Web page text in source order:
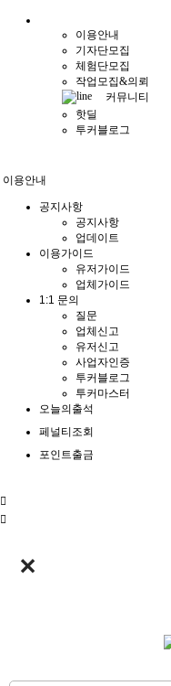
이용안내
기자단모집
체험단모집
작업모집&의뢰
커뮤니티
핫딜
투커블로그
이용안내
공지사항
공지사항
업데이트
이용가이드
유저가이드
업체가이드
1:1 문의
질문
업체신고
유저신고
사업자인증
투커블로그
투커마스터
오늘의출석
페널티조회
포인트출금
✕